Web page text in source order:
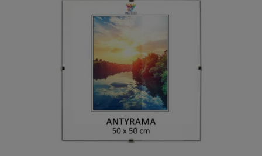
Cena regularna:
Najniższa cena:
DO KOSZYKA